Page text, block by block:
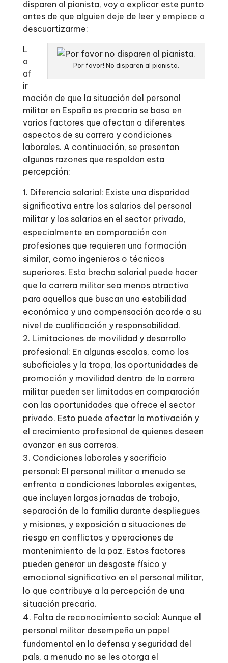
disparen al pianista, voy a explicar este punto
antes de que alguien deje de leer y empiece a
descuartizarme:
Por favor! No disparen al pianista.
L
a
af
ir
mación de que la situación del personal
militar en España es precaria se basa en
varios factores que afectan a diferentes
aspectos de su carrera y condiciones
laborales. A continuación, se presentan
algunas razones que respaldan esta
percepción:
Diferencia salarial: Existe una disparidad
significativa entre los salarios del personal
militar y los salarios en el sector privado,
especialmente en comparación con
profesiones que requieren una formación
similar, como ingenieros o técnicos
superiores. Esta brecha salarial puede hacer
que la carrera militar sea menos atractiva
para aquellos que buscan una estabilidad
económica y una compensación acorde a su
nivel de cualificación y responsabilidad.
Limitaciones de movilidad y desarrollo
profesional: En algunas escalas, como los
suboficiales y la tropa, las oportunidades de
promoción y movilidad dentro de la carrera
militar pueden ser limitadas en comparación
con las oportunidades que ofrece el sector
privado. Esto puede afectar la motivación y
el crecimiento profesional de quienes deseen
avanzar en sus carreras.
Condiciones laborales y sacrificio
personal: El personal militar a menudo se
enfrenta a condiciones laborales exigentes,
que incluyen largas jornadas de trabajo,
separación de la familia durante despliegues
y misiones, y exposición a situaciones de
riesgo en conflictos y operaciones de
mantenimiento de la paz. Estos factores
pueden generar un desgaste físico y
emocional significativo en el personal militar,
lo que contribuye a la percepción de una
situación precaria.
Falta de reconocimiento social: Aunque el
personal militar desempeña un papel
fundamental en la defensa y seguridad del
país, a menudo no se les otorga el